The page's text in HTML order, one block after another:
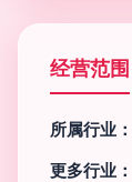
经营范围
所属行业：
更多行业：